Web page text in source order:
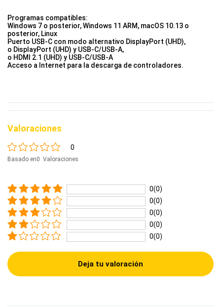
Programas compatibles:
Windows 7 o posterior, Windows 11 ARM, macOS 10.13 o
posterior, Linux
Puerto USB-C con modo alternativo DisplayPort (UHD),
o DisplayPort (UHD) y USB-C/USB-A,
o HDMI 2.1 (UHD) y USB-C/USB-A
Acceso a Internet para la descarga de controladores.
Valoraciones
0
Basado en0 Valoraciones
0(0)
0(0)
0(0)
0(0)
0(0)
Deja tu valoración